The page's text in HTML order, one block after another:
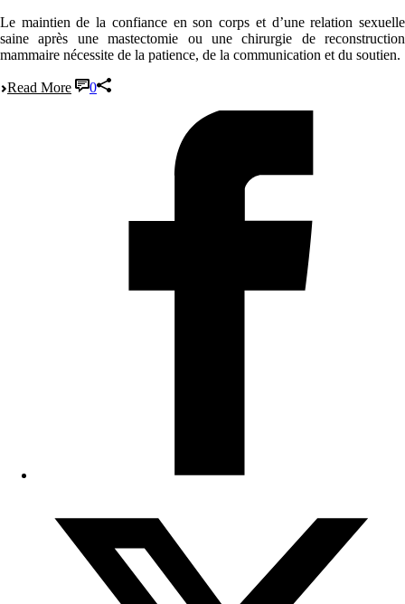
Le maintien de la confiance en son corps et d’une relation sexuelle
saine après une mastectomie ou une chirurgie de reconstruction
mammaire nécessite de la patience, de la communication et du soutien.
Read More 0